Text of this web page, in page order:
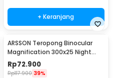
+ Keranjang
ARSSON Teropong Binocular
Magnification 300x25 Night
Vision - XB821PP
Rp72.900
Rp117.900 39%